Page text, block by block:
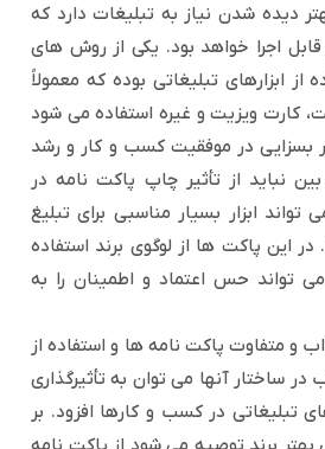
دیده شدن نیاز به تبلیغات دارد که
اجرا خواهد بود. یکی از روش های
از ابزارهای تبلیغاتی بوده که معمولاً
کارت ویزیت و غیره استفاده می شود
بسزایی در موفقیت کسب و کار و رشد
نباید از تأثیر چاپ پاکت نامه در
ابزار بسیار مناسبی برای تبلیغ
این پاکت ها از لوگوی برند استفاده
تواند حس اعتماد و اطمینان را به
و متفاوت پاکت نامه ها و استفاده از
ساختار آنها می توان به تأثیرگذاری
تبلیغاتی در کسب و کارها افزود. بر